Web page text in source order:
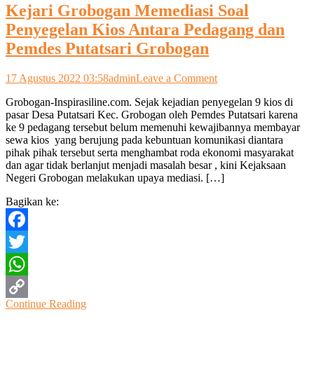
Kejari Grobogan Memediasi Soal
Penyegelan Kios Antara Pedagang dan
Pemdes Putatsari Grobogan
17 Agustus 2022 03:58adminLeave a Commenton
Grobogan
Memediasi
Soal
Penyegelan
Kios
Antara
Pedagang
Grobogan-Inspirasiline.com. Sejak kejadian penyegelan 9 kios di
pasar Desa Putatsari Kec. Grobogan oleh Pemdes Putatsari karena
ke 9 pedagang tersebut belum memenuhi kewajibannya membayar
sewa kios yang berujung pada kebuntuan komunikasi diantara
pihak pihak tersebut serta menghambat roda ekonomi masyarakat
dan agar tidak berlanjut menjadi masalah besar , kini Kejaksaan
Negeri Grobogan melakukan upaya mediasi. […]
Bagikan ke:
Facebook
Twitter
WhatsApp
Copy
Continue Reading